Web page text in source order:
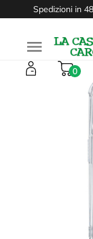
Spedizioni in

0